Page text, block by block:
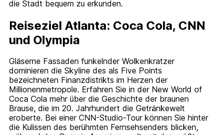
die Stadt bequem zu erkunden.
Reiseziel Atlanta: Coca Cola, CNN
und Olympia
Gläserne Fassaden funkelnder Wolkenkratzer
dominieren die Skyline des als Five Points
bezeichneten Finanzdistrikts im Herzen der
Millionenmetropole. Erfahren Sie in der New World of
Coca Cola mehr über die Geschichte der braunen
Brause, die im 20. Jahrhundert die Getränkewelt
eroberte. Bei einer CNN-Studio-Tour können Sie hinter
die Kulissen des berühmten Fernsehsenders blicken,